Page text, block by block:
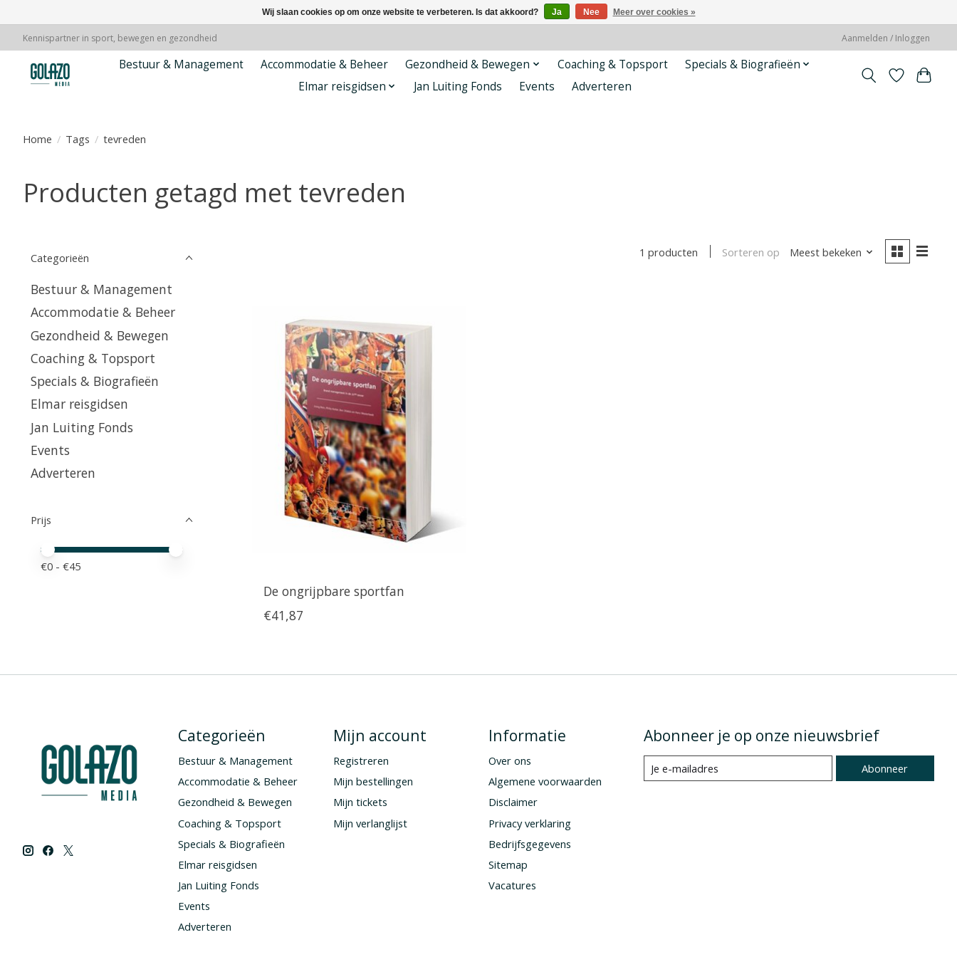
Kennispartner in sport, bewegen en gezondheid Aanmelden / Inloggen
Bestuur & Management Accommodatie & Beheer Gezondheid & Bewegen Coaching & Topsport
Specials & Biografieën
Elmar reisgidsen
Jan Luiting Fonds Events Adverteren
Home / Tags / tevreden
Producten getagd met tevreden
Categorieën
Bestuur & Management
Accommodatie & Beheer
Gezondheid & Bewegen
Coaching & Topsport
Specials & Biografieën
Elmar reisgidsen
Jan Luiting Fonds
Events
Adverteren
Prijs
Minimale prijswaarde
Price maximum value
€0 - €45
1 producten Sorteren op Meest bekeken
De ongrijpbare sportfan
€41,87
Categorieën
Bestuur & Management
Accommodatie & Beheer
Gezondheid & Bewegen
Coaching & Topsport
Specials & Biografieën
Elmar reisgidsen
Jan Luiting Fonds
Events
Adverteren
Mijn account
Registreren
Mijn bestellingen
Mijn tickets
Mijn verlanglijst
Informatie
Over ons
Algemene voorwaarden
Disclaimer
Privacy verklaring
Bedrijfsgegevens
Sitemap
Vacatures
Abonneer je op onze nieuwsbrief
Abonneer
Wij slaan cookies op om onze website te verbeteren. Is dat akkoord? Ja Nee Meer over cookies »